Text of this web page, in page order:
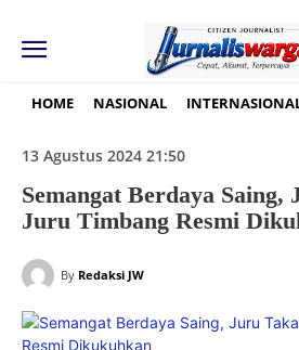
HOME NASIONAL
13 Agustus 2024 21:50
Semangat Berdaya
Juru Timbang Resmi
By Redaksi JW